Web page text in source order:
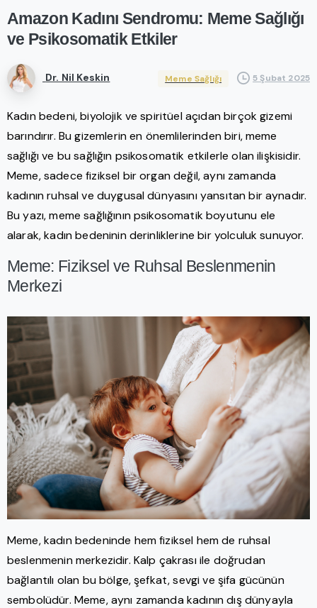
Amazon Kadını Sendromu: Meme Sağlığı
ve Psikosomatik Etkiler
Dr. Nil Keskin Meme Sağlığı 5 Şubat 2025
Kadın bedeni, biyolojik ve spiritüel açıdan birçok gizemi
barındırır. Bu gizemlerin en önemlilerinden biri, meme
sağlığı ve bu sağlığın psikosomatik etkilerle olan ilişkisidir.
Meme, sadece fiziksel bir organ değil, aynı zamanda
kadının ruhsal ve duygusal dünyasını yansıtan bir aynadır.
Bu yazı, meme sağlığının psikosomatik boyutunu ele
alarak, kadın bedeninin derinliklerine bir yolculuk sunuyor.
Meme: Fiziksel ve Ruhsal Beslenmenin
Merkezi
Meme, kadın bedeninde hem fiziksel hem de ruhsal
beslenmenin merkezidir. Kalp çakrası ile doğrudan
bağlantılı olan bu bölge, şefkat, sevgi ve şifa gücünün
sembolüdür. Meme, aynı zamanda kadının dış dünyayla